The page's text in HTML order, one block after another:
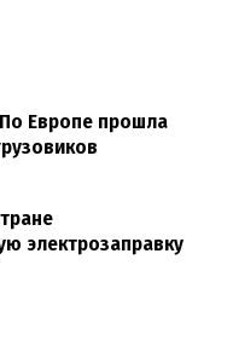
Европе прошла
электрозаправку